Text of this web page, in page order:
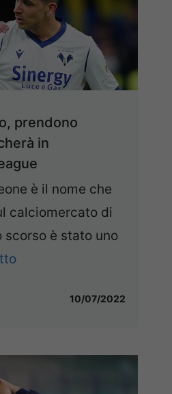
prendono
in
è il nome che
calciomercato di
scorso è stato uno
10/07/2022